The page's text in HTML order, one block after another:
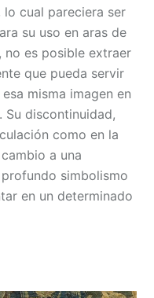
cual pareciera ser
su uso en aras de
no es posible extraer
que pueda servir
misma imagen en
discontinuidad,
como en la
a una
simbolismo
en un determinado